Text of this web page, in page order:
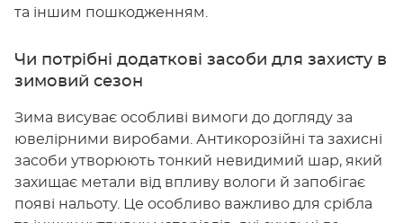
та іншим пошкодженням.
Чи потрібні додаткові засоби для захисту в
зимовий сезон
Зима висуває особливі вимоги до догляду за
ювелірними виробами. Антикорозійні та захисні
засоби утворюють тонкий невидимий шар, який
захищає метали від впливу вологи й запобігає
появі нальоту. Це особливо важливо для срібла